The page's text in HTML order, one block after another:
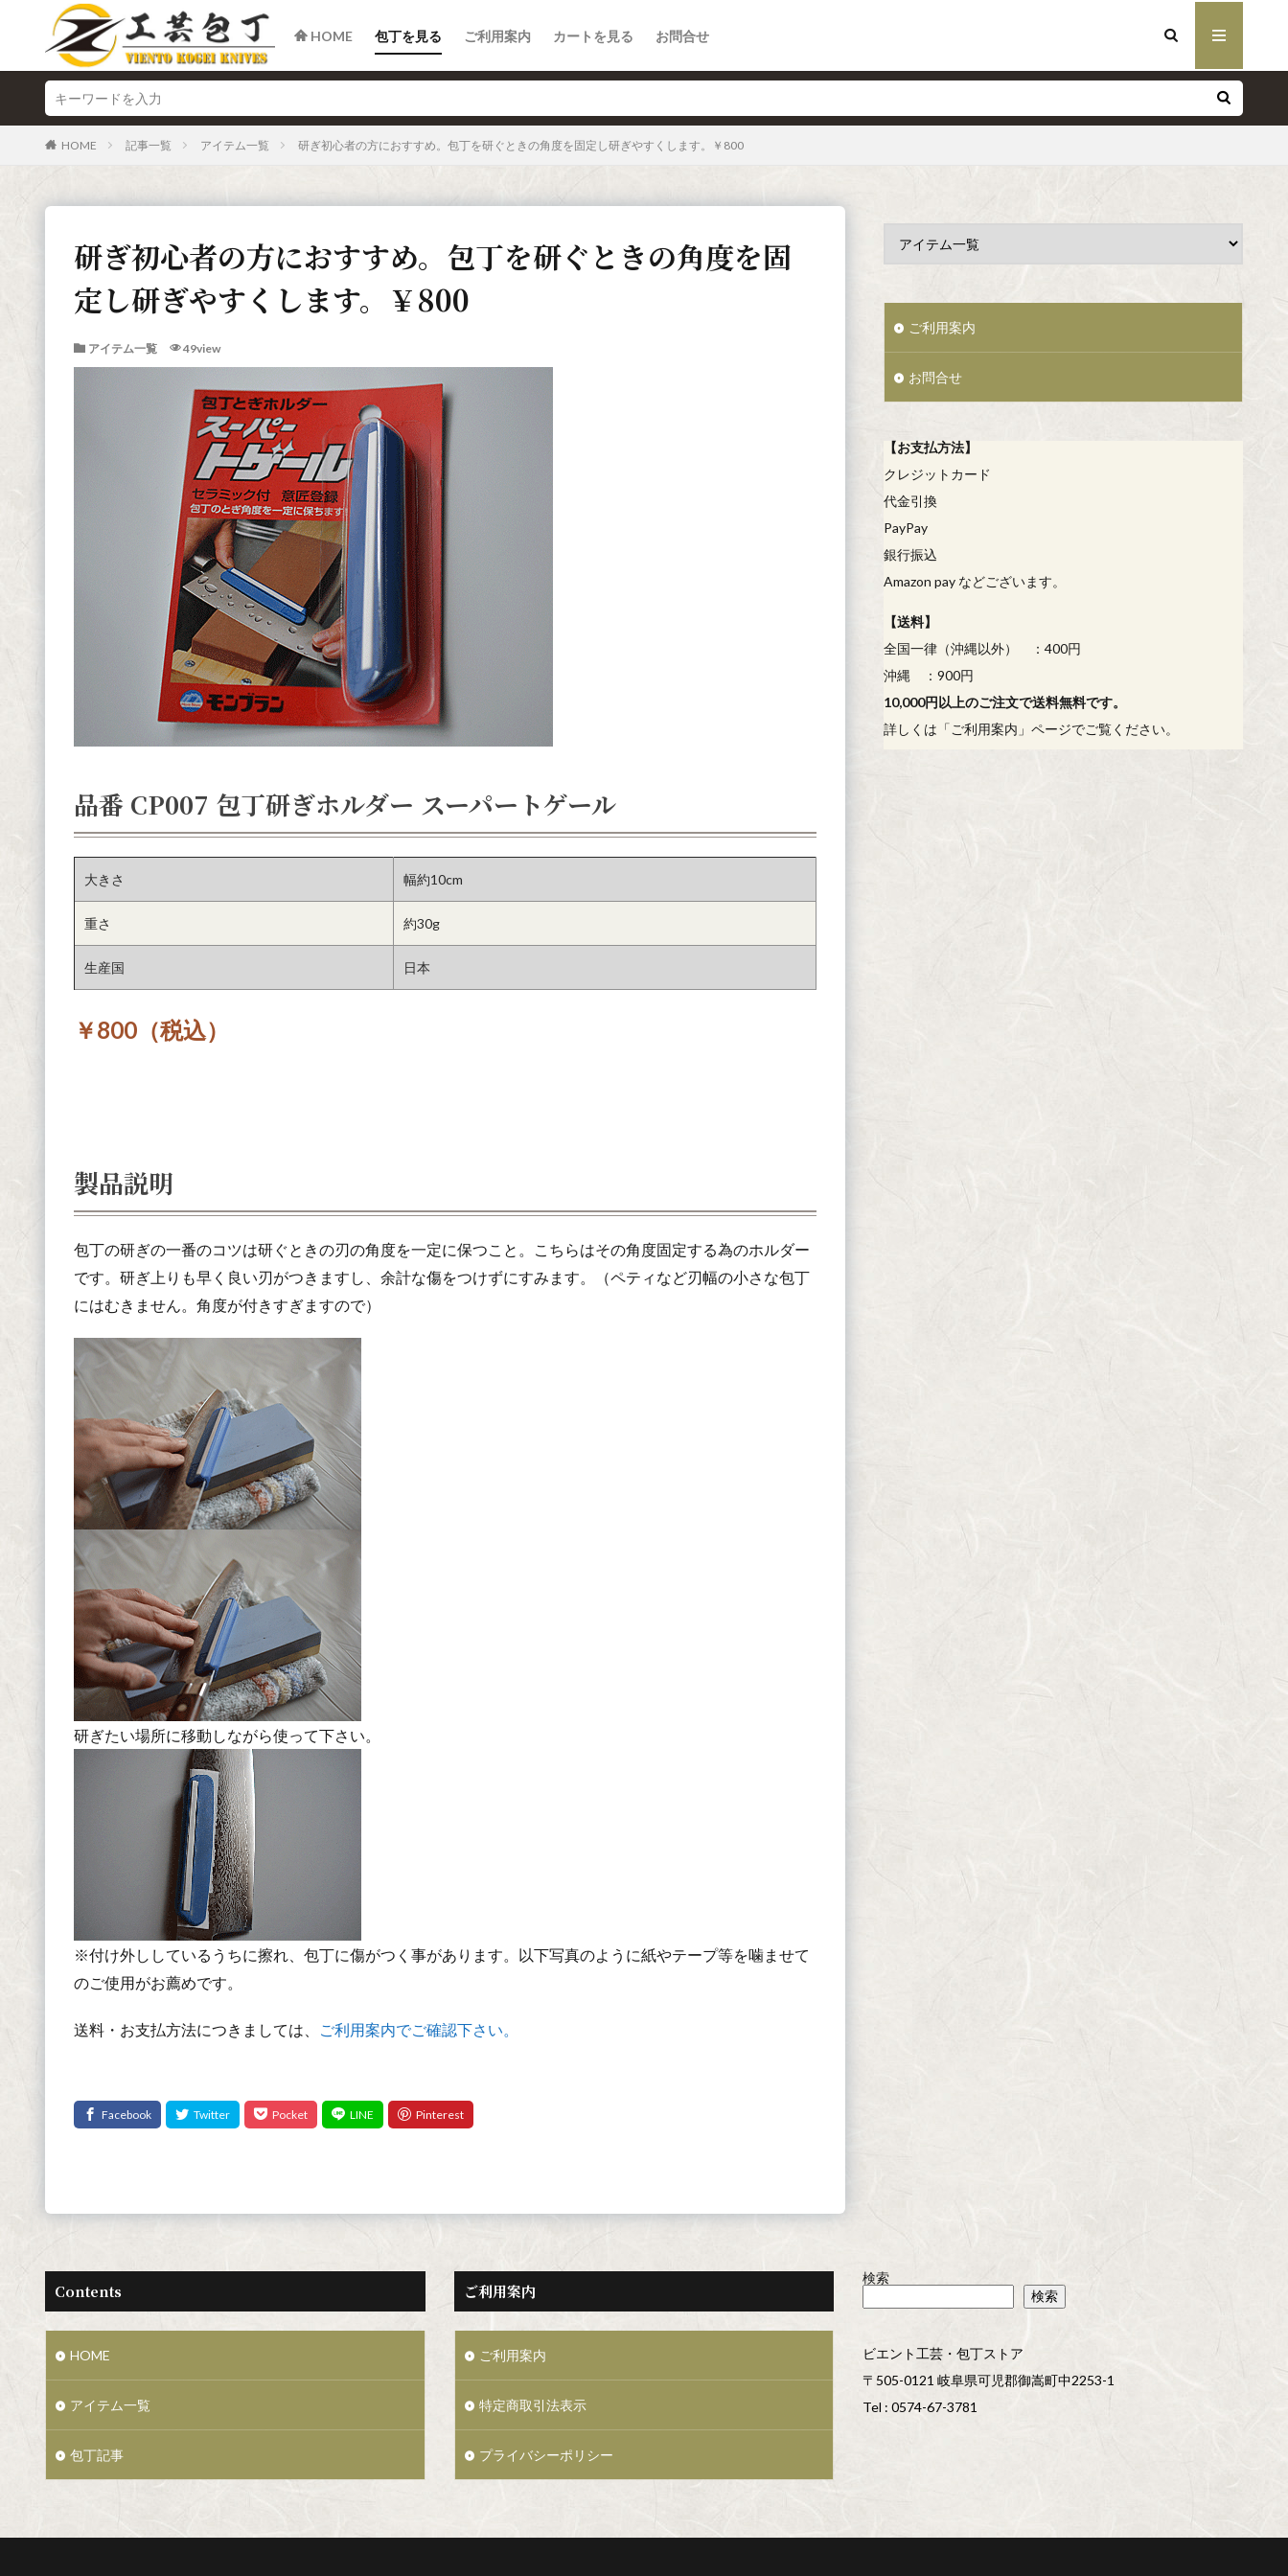
HOME 包丁を見る ご利用案内 カートを見る お問合せ
HOME 記事一覧 アイテム一覧 研ぎ初心者の方におすすめ。包丁を研ぐときの角度を固定し研ぎやすくします。￥800
研ぎ初心者の方におすすめ。包丁を研ぐときの角度を固
定し研ぎやすくします。￥800
アイテム一覧 49view
品番 CP007 包丁研ぎホルダー スーパートゲール
大きさ 幅約10cm
重さ 約30g
生産国 日本
￥800（税込）
製品説明
包丁の研ぎの一番のコツは研ぐときの刃の角度を一定に保つこと。こちらはその角度固定する為のホルダー
です。研ぎ上りも早く良い刃がつきますし、余計な傷をつけずにすみます。（ペティなど刃幅の小さな包丁
にはむきません。角度が付きすぎますので）
研ぎたい場所に移動しながら使って下さい。
※付け外ししているうちに擦れ、包丁に傷がつく事があります。以下写真のように紙やテープ等を噛ませて
のご使用がお薦めです。
送料・お支払方法につきましては、 ご利用案内でご確認下さい。
ご利用案内
お問合せ
【お支払方法】
クレジットカード
代金引換
PayPay
銀行振込
Amazon pay などございます。
【送料】
全国一律（沖縄以外） ：400円
沖縄 ：900円
10,000円以上のご注文で送料無料です。
詳しくは「ご利用案内 」ページでご覧ください。
Contents
HOME
アイテム一覧
包丁記事
ご利用案内
ご利用案内
特定商取引法表示
プライバシーポリシー
検索
検索
ビエント工芸・包丁ストア
〒505-0121 岐阜県可児郡御嵩町中2253-1
Tel : 0574-67-3781